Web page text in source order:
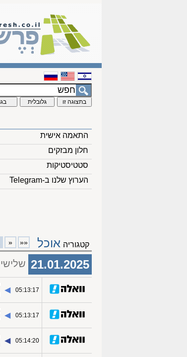
התאמה אישית
חלון מבזקים
סטטיסטיקות
הערוץ שלנו ב-Telegram
קטגוריה אוכל ««
«
21.01.2025 שלישי
05:13:17
◀︎
05:13:17
◀︎
05:14:20
◀︎